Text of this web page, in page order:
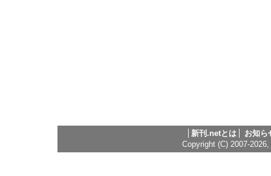
新刊.netとは
お知ら
Copyright (C) 2007-2026,